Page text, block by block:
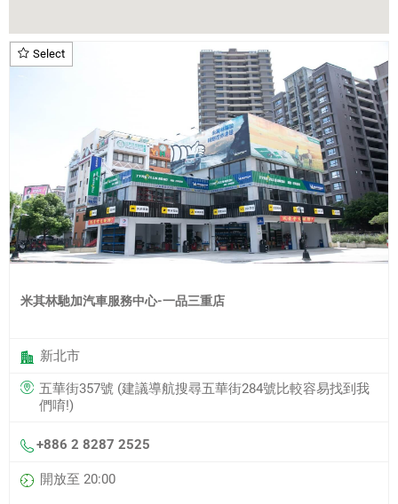
Select
米其林馳加汽車服務中心-一品三重店
新北市
五華街357號 (建議導航搜尋五華街284號比較容易找到我
們唷!)
+886 2 8287 2525
開放至 20:00